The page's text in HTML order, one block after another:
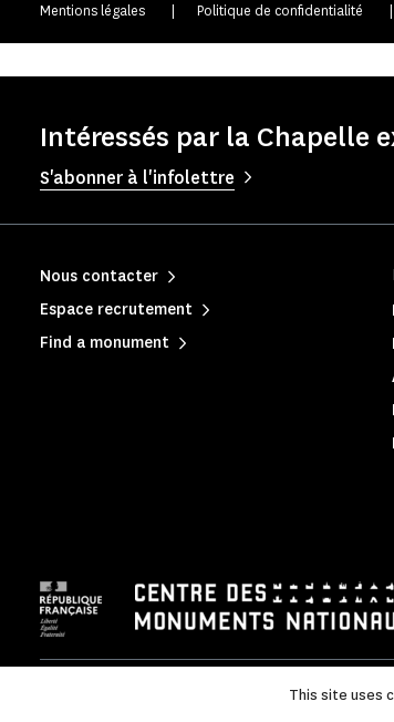
Mentions légales | Politique de confidentialité |
Intéressés par la Chapelle
S'abonner à l'infolettre
Nous contacter
Espace recrutement
Find a monument
| Legal &
This site uses